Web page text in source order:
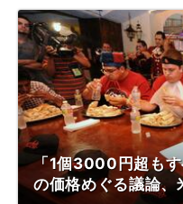
「1個3000円超も
の価格めぐる議論